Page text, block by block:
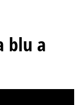
blu a